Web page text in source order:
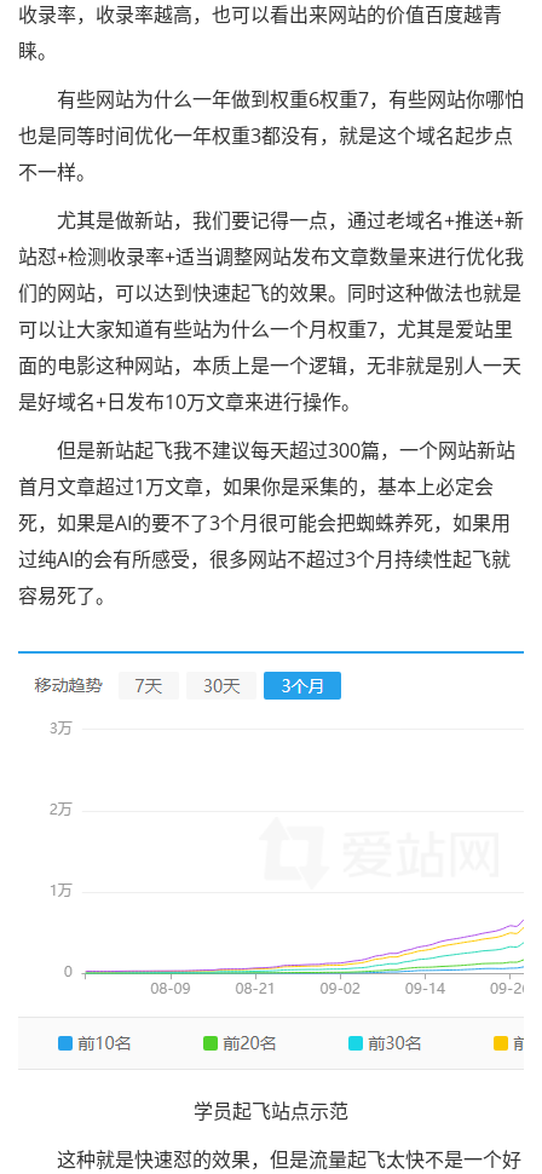
收录率，收录率越高，也可以看出来网站的价值百度越青
睐。
有些网站为什么一年做到权重6权重7，有些网站你哪怕
也是同等时间优化一年权重3都没有，就是这个域名起步点
不一样。
尤其是做新站，我们要记得一点，通过老域名+推送+新
站怼+检测收录率+适当调整网站发布文章数量来进行优化我
们的网站，可以达到快速起飞的效果。同时这种做法也就是
可以让大家知道有些站为什么一个月权重7，尤其是爱站里
面的电影这种网站，本质上是一个逻辑，无非就是别人一天
是好域名+日发布10万文章来进行操作。
但是新站起飞我不建议每天超过300篇，一个网站新站
首月文章超过1万文章，如果你是采集的，基本上必定会
死，如果是AI的要不了3个月很可能会把蜘蛛养死，如果用
过纯AI的会有所感受，很多网站不超过3个月持续性起飞就
容易死了。
学员起飞站点示范
这种就是快速怼的效果，但是流量起飞太快不是一个好